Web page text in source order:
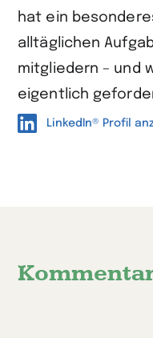
hat ein
alltäglichen
mitgliedern – und
eigentlich
LinkedIn® Profil